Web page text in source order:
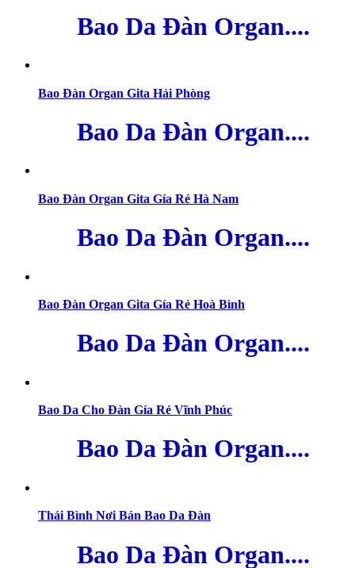
Bao Da Đàn Organ....
Bao Đàn Organ Gita Hải Phòng
Bao Da Đàn Organ....
Bao Đàn Organ Gita Gía Rẻ Hà Nam
Bao Da Đàn Organ....
Bao Đàn Organ Gita Gía Rẻ Hoà Bình
Bao Da Đàn Organ....
Bao Da Cho Đàn Gía Rẻ Vĩnh Phúc
Bao Da Đàn Organ....
Thái Bình Nơi Bán Bao Da Đàn
Bao Da Đàn Organ....